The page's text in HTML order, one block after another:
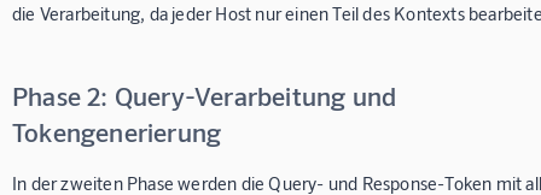
die Verarbeitung, da jeder Host nur einen Teil des Kontexts
Phase 2: Query-Verarbeitung und
Tokengenerierung
In der zweiten Phase werden die Query- und Response-Token mit